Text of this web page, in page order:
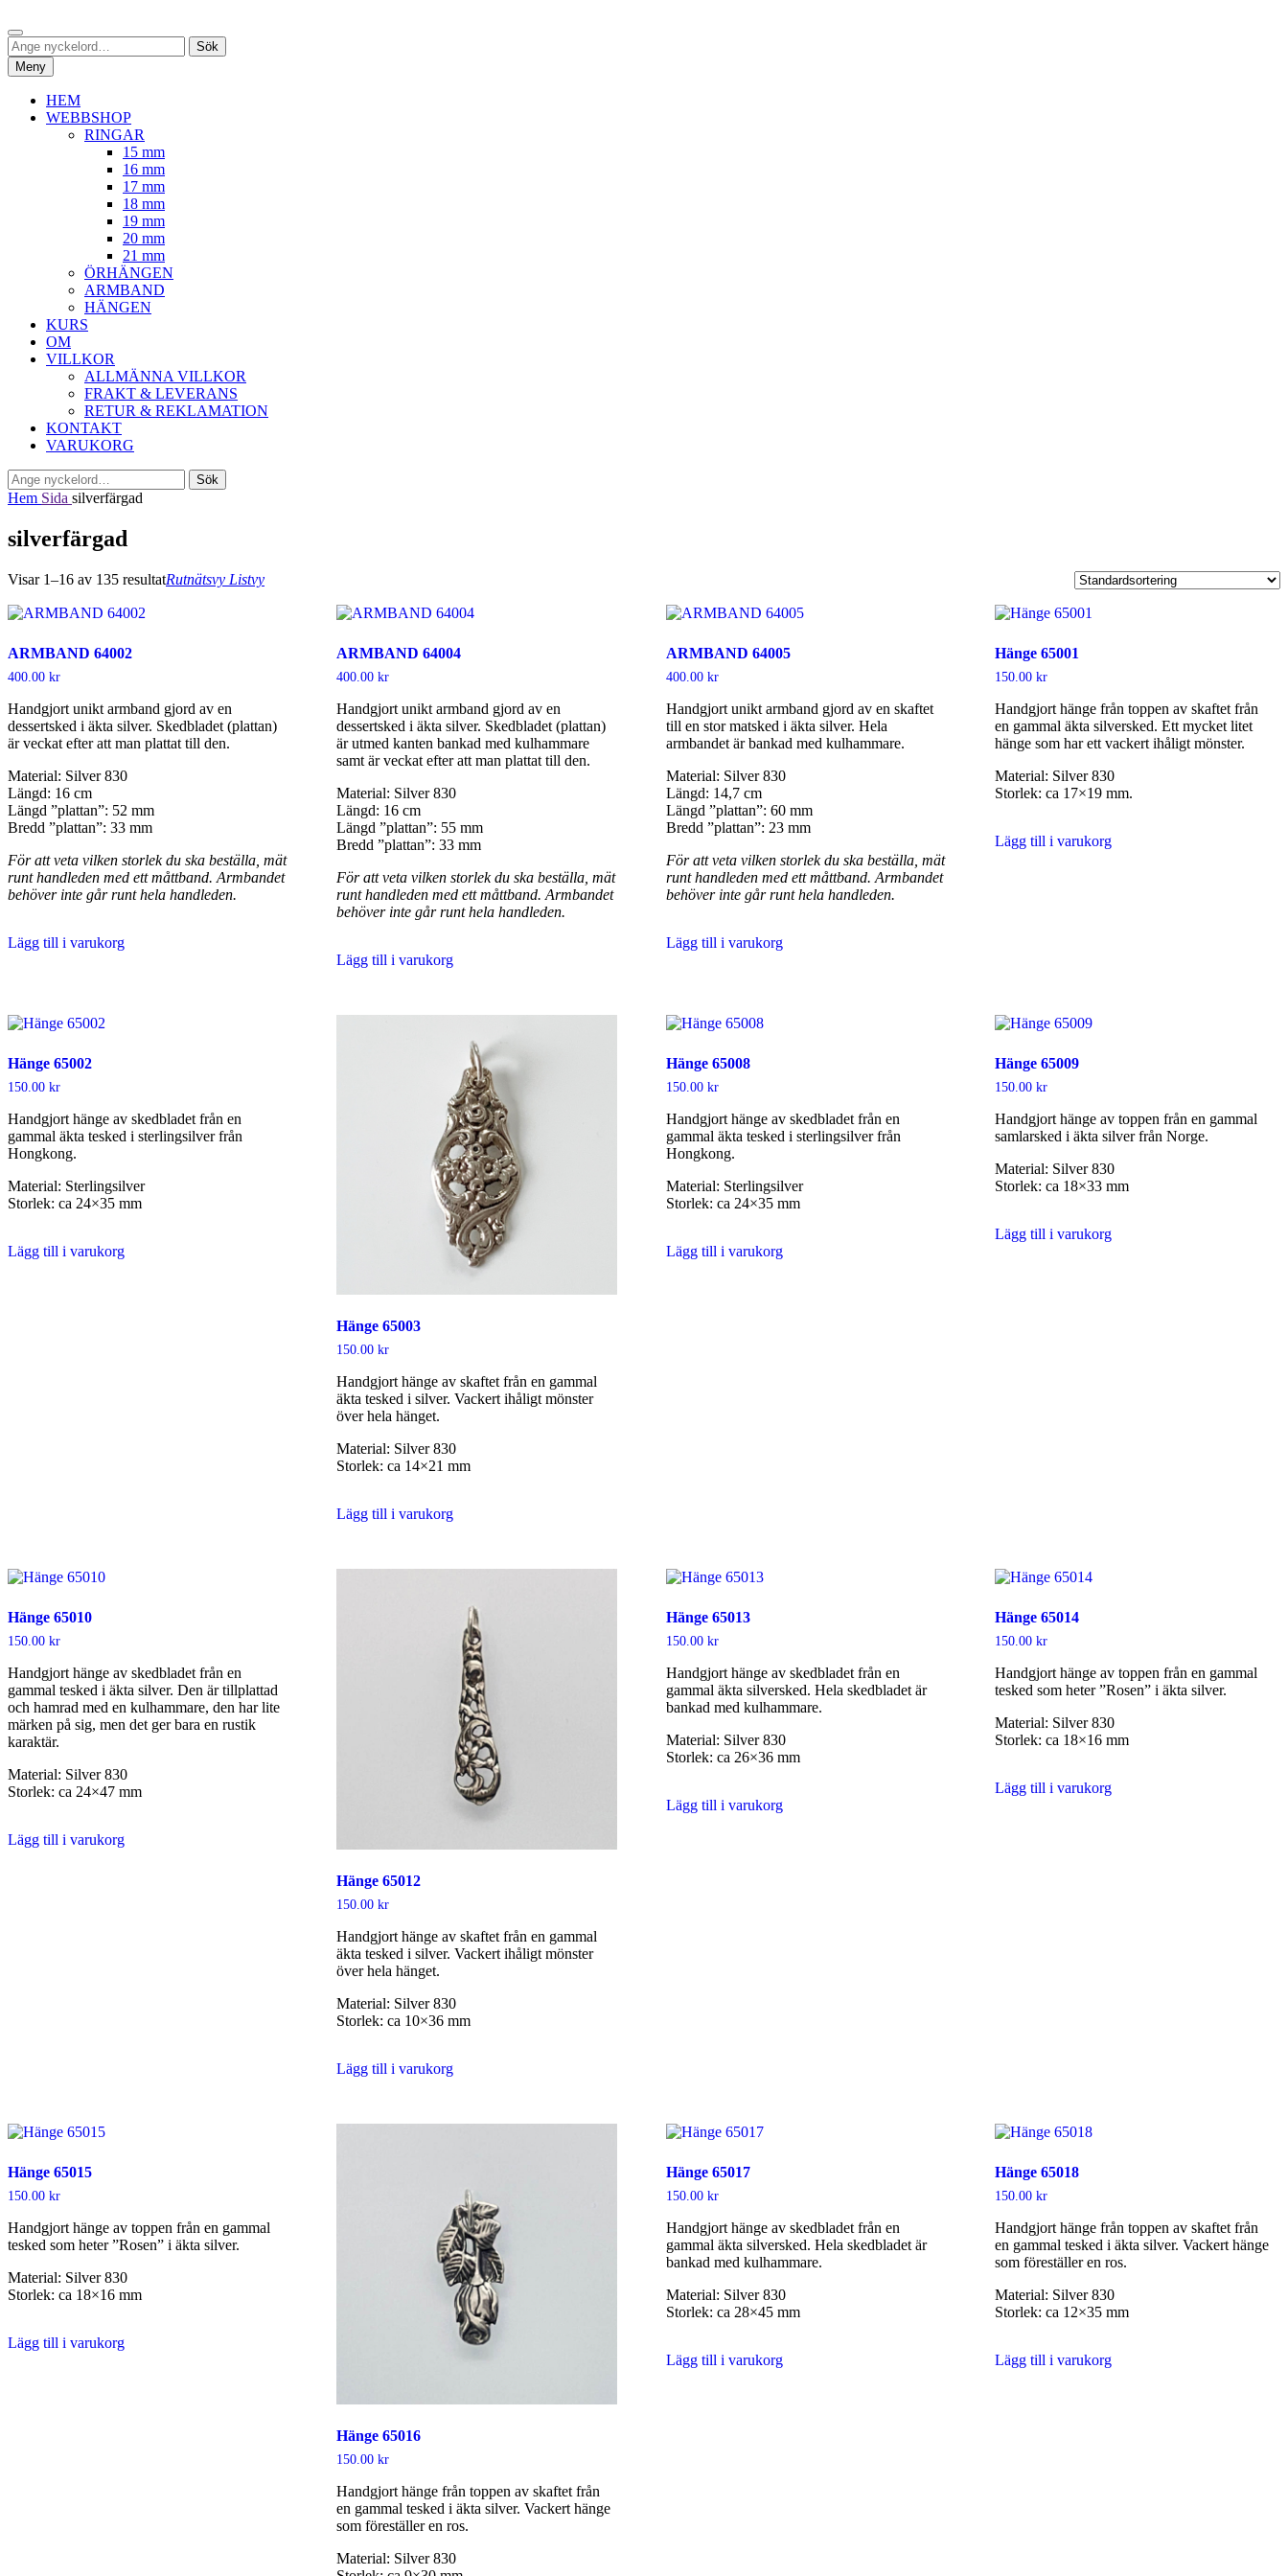
Hoppa
till
innehåll
Sök
Sök
efter:
Sök
Meny
HEM
WEBBSHOP
RINGAR
15 mm
16 mm
17 mm
18 mm
19 mm
20 mm
21 mm
ÖRHÄNGEN
ARMBAND
HÄNGEN
KURS
OM
VILLKOR
ALLMÄNNA VILLKOR
FRAKT & LEVERANS
RETUR & REKLAMATION
KONTAKT
VARUKORG
Sök
efter:
Sök
Hem Sida silverfärgad
silverfärgad
Visar 1–16 av 135 resultatRutnätsvy Listvy
ARMBAND 64002
400.00 kr
Handgjort unikt armband gjord av en
dessertsked i äkta silver. Skedbladet (plattan)
är veckat efter att man plattat till den.
Material: Silver 830
Längd: 16 cm
Längd ”plattan”: 52 mm
Bredd ”plattan”: 33 mm
För att veta vilken storlek du ska beställa, mät
runt handleden med ett måttband. Armbandet
behöver inte går runt hela handleden.
Lägg till i varukorg
ARMBAND 64004
400.00kr
Handgjort unikt armband gjord av en
dessertsked i äkta silver. Skedbladet (plattan)
är utmed kanten bankad med kulhammare
samt är veckat efter att man plattat till den.
Material: Silver 830
Längd: 16 cm
Längd ”plattan”: 55 mm
Bredd ”plattan”: 33 mm
För att veta vilken storlek du ska beställa, mät
runt handleden med ett måttband. Armbandet
behöver inte går runt hela handleden.
Lägg till i varukorg
ARMBAND 64005
400.00 kr
Handgjort unikt armband gjord av en skaftet
till en stor matsked i äkta silver. Hela
armbandet är bankad med kulhammare.
Material: Silver 830
Längd: 14,7 cm
Längd ”plattan”: 60 mm
Bredd ”plattan”: 23 mm
För att veta vilken storlek du ska beställa, mät
runt handleden med ett måttband. Armbandet
behöver inte går runt hela handleden.
Lägg till i varukorg
Hänge 65001
150.00 kr
Handgjort hänge från toppen av skaftet från
en gammal äkta silversked. Ett mycket litet
hänge som har ett vackert ihåligt mönster.
Material: Silver 830
Storlek: ca 17×19 mm.
Lägg till i varukorg
Hänge 65002
150.00 kr
Handgjort hänge av skedbladet från en
gammal äkta tesked i sterlingsilver från
Hongkong.
Material: Sterlingsilver
Storlek: ca 24×35 mm
Lägg till i varukorg
Hänge 65003
150.00kr
Handgjort hänge av skaftet från en gammal
äkta tesked i silver. Vackert ihåligt mönster
över hela hänget.
Material: Silver 830
Storlek: ca 14×21 mm
Lägg till i varukorg
Hänge 65008
150.00 kr
Handgjort hänge av skedbladet från en
gammal äkta tesked i sterlingsilver från
Hongkong.
Material: Sterlingsilver
Storlek: ca 24×35 mm
Lägg till i varukorg
Hänge 65009
150.00 kr
Handgjort hänge av toppen från en gammal
samlarsked i äkta silver från Norge.
Material: Silver 830
Storlek: ca 18×33 mm
Lägg till i varukorg
Hänge 65010
150.00 kr
Handgjort hänge av skedbladet från en
gammal tesked i äkta silver. Den är tillplattad
och hamrad med en kulhammare, den har lite
märken på sig, men det ger bara en rustik
karaktär.
Material: Silver 830
Storlek: ca 24×47 mm
Lägg till i varukorg
Hänge 65012
150.00kr
Handgjort hänge av skaftet från en gammal
äkta tesked i silver. Vackert ihåligt mönster
över hela hänget.
Material: Silver 830
Storlek: ca 10×36 mm
Lägg till i varukorg
Hänge 65013
150.00 kr
Handgjort hänge av skedbladet från en
gammal äkta silversked. Hela skedbladet är
bankad med kulhammare.
Material: Silver 830
Storlek: ca 26×36 mm
Lägg till i varukorg
Hänge 65014
150.00 kr
Handgjort hänge av toppen från en gammal
tesked som heter ”Rosen” i äkta silver.
Material: Silver 830
Storlek: ca 18×16 mm
Lägg till i varukorg
Hänge 65015
150.00 kr
Handgjort hänge av toppen från en gammal
tesked som heter ”Rosen” i äkta silver.
Material: Silver 830
Storlek: ca 18×16 mm
Lägg till i varukorg
Hänge 65016
150.00kr
Handgjort hänge från toppen av skaftet från
en gammal tesked i äkta silver. Vackert hänge
som föreställer en ros.
Material: Silver 830
Hänge 65017
150.00 kr
Handgjort hänge av skedbladet från en
gammal äkta silversked. Hela skedbladet är
bankad med kulhammare.
Material: Silver 830
Storlek: ca 28×45 mm
Lägg till i varukorg
Hänge 65018
150.00 kr
Handgjort hänge från toppen av skaftet från
en gammal tesked i äkta silver. Vackert hänge
som föreställer en ros.
Material: Silver 830
Storlek: ca 12×35 mm
Lägg till i varukorg